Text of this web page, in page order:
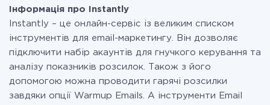
Інформація про Instantly
Instantly – це онлайн-сервіс із великим списком
інструментів для email-маркетингу. Він дозволяє
підключити набір акаунтів для гнучкого керування та
аналізу показників розсилок. Також з його
допомогою можна проводити гарячі розсилки
завдяки опції Warmup Emails. А інструменти Email